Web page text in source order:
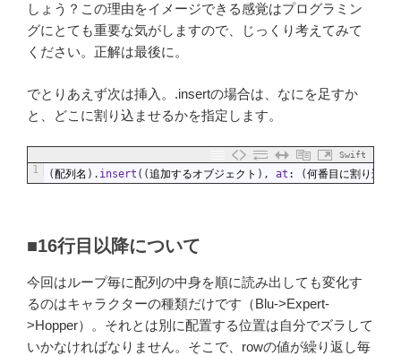
しょう？この理由をイメージできる感覚はプログラミン
グにとても重要な気がしますので、じっくり考えてみて
ください。正解は最後に。
でとりあえず次は挿入。.insertの場合は、なにを足すか
と、どこに割り込ませるかを指定します。
Swift
1 (配列名 ) . insert ( (追加するオブジェクト ) , at : (何番目に割り込ま
■16行目以降について
今回はループ毎に配列の中身を順に読み出しても変化す
るのはキャラクターの種類だけです（Blu->Expert-
>Hopper）。それとは別に配置する位置は自分でズラして
いかなければなりません。そこで、rowの値が繰り返し毎